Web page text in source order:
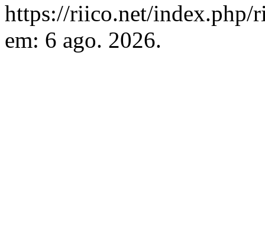
https://riico.net/index.php/
em: 6 ago. 2026.